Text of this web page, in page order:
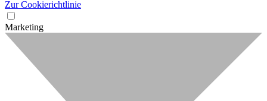
Zur Cookierichtlinie
Marketing